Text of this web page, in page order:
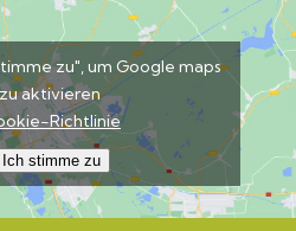
zu", um Google maps
aktivieren
Richtlinie
Ich stimme zu